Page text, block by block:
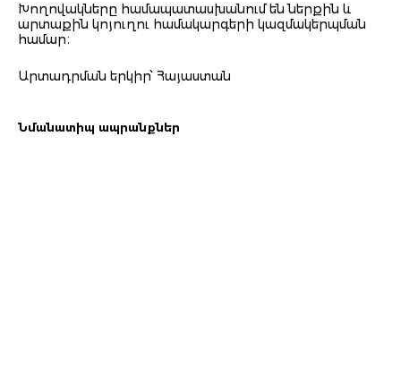
Խողովակները համապատասխանում են ներքին և
արտաքին կոյուղու համակարգերի կազմակերպման
համար։
Արտադրման երկիր՝ Հայաստան
Նմանատիպ ապրանքներ